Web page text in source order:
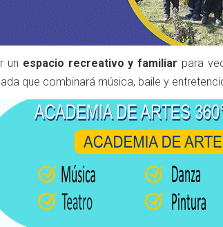
un espacio recreativo y familiar para
que combinará música, baile y